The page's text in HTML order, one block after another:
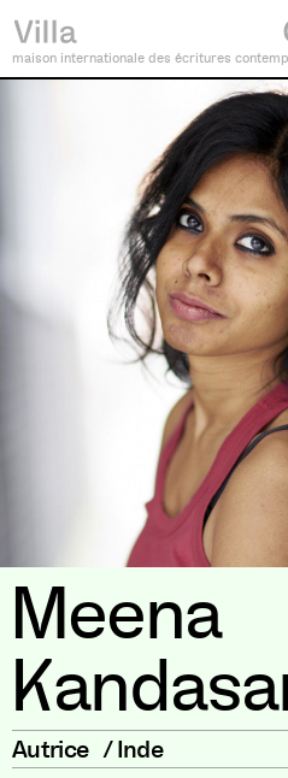
maison internationale des écritures
Meena
Autrice /Inde